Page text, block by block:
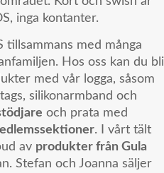
inga kontanter.
tillsammans med många
Hos oss kan du bli
med vår logga, såsom
silikonarmband och
och prata med
. I vårt tält
av produkter från Gula
Stefan och Joanna säljer